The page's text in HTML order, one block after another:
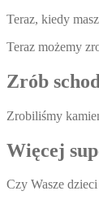
Teraz, kiedy
Teraz możemy
Zrób
Zrobiliśmy
Więcej
Czy Wasze